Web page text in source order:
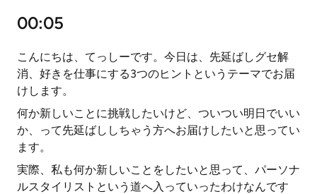
00:05
こんにちは、てっしーです。今日は、先延ばしグセ解
消、好きを仕事にする3つのヒントというテーマでお届
けします。
何か新しいことに挑戦したいけど、ついつい明日でいい
か、って先延ばししちゃう方へお届けしたいと思ってい
ます。
実際、私も何か新しいことをしたいと思って、パーソナ
ルスタイリストという道へ入っていったわけなんです